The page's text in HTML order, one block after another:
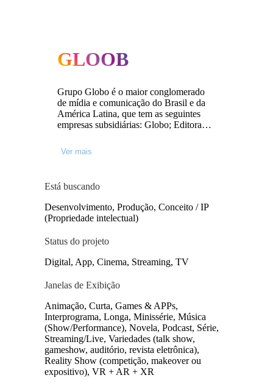
GLOOB
Grupo Globo é o maior conglomerado
de mídia e comunicação do Brasil e da
América Latina, que tem as seguintes
empresas subsidiárias: Globo; Editora
Ventures, além de ser mantenedor da
Fundação Roberto Marinho.
Ver mais
Está buscando
Desenvolvimento, Produção, Conceito / IP
(Propriedade intelectual)
Status do projeto
Digital, App, Cinema, Streaming, TV
Janelas de Exibição
Animação, Curta, Games & APPs,
Interprograma, Longa, Minissérie, Música
(Show/Performance), Novela, Podcast, Série,
Streaming/Live, Variedades (talk show,
gameshow, auditório, revista eletrônica),
Reality Show (competição, makeover ou
expositivo), VR + AR + XR